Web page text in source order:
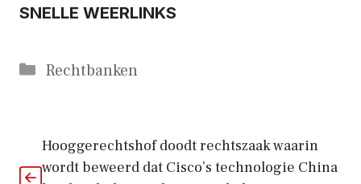
SNELLE WEERLINKS
Categorieën
Rechtbanken
Hooggerechtshof doodt rechtszaak waarin
wordt beweerd dat Cisco’s technologie China